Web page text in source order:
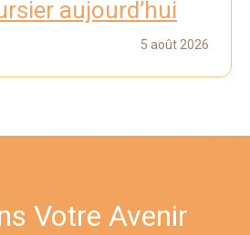
aujourd’hui
5 août 2026
Votre Avenir